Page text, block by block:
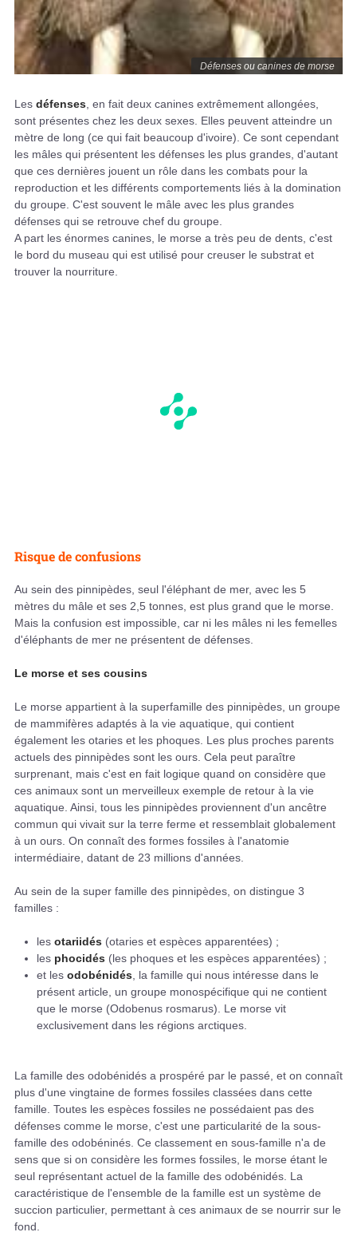
Défenses ou canines de morse
Les défenses , en fait deux canines extrêmement allongées,
sont présentes chez les deux sexes. Elles peuvent atteindre un
mètre de long (ce qui fait beaucoup d'ivoire). Ce sont cependant
les mâles qui présentent les défenses les plus grandes, d'autant
que ces dernières jouent un rôle dans les combats pour la
reproduction et les différents comportements liés à la domination
du groupe. C'est souvent le mâle avec les plus grandes
défenses qui se retrouve chef du groupe.
A part les énormes canines, le morse a très peu de dents, c'est
le bord du museau qui est utilisé pour creuser le substrat et
trouver la nourriture.
Risque de confusions
Au sein des pinnipèdes, seul l'éléphant de mer, avec les 5
mètres du mâle et ses 2,5 tonnes, est plus grand que le morse.
Mais la confusion est impossible, car ni les mâles ni les femelles
d'éléphants de mer ne présentent de défenses.
Le morse et ses cousins
Le morse appartient à la superfamille des pinnipèdes, un groupe
de mammifères adaptés à la vie aquatique, qui contient
également les otaries et les phoques. Les plus proches parents
actuels des pinnipèdes sont les ours. Cela peut paraître
surprenant, mais c'est en fait logique quand on considère que
ces animaux sont un merveilleux exemple de retour à la vie
aquatique. Ainsi, tous les pinnipèdes proviennent d'un ancêtre
commun qui vivait sur la terre ferme et ressemblait globalement
à un ours. On connaît des formes fossiles à l'anatomie
intermédiaire, datant de 23 millions d'années.
Au sein de la super famille des pinnipèdes, on distingue 3
familles :
les otariidés (otaries et espèces apparentées) ;
les phocidés (les phoques et les espèces apparentées) ;
et les odobénidés , la famille qui nous intéresse dans le
présent article, un groupe monospécifique qui ne contient
que le morse (Odobenus rosmarus). Le morse vit
exclusivement dans les régions arctiques.
La famille des odobénidés a prospéré par le passé, et on connaît
plus d'une vingtaine de formes fossiles classées dans cette
famille. Toutes les espèces fossiles ne possédaient pas des
défenses comme le morse, c'est une particularité de la sous-
famille des odobéninés. Ce classement en sous-famille n'a de
sens que si on considère les formes fossiles, le morse étant le
seul représentant actuel de la famille des odobénidés. La
caractéristique de l'ensemble de la famille est un système de
succion particulier, permettant à ces animaux de se nourrir sur le
fond.